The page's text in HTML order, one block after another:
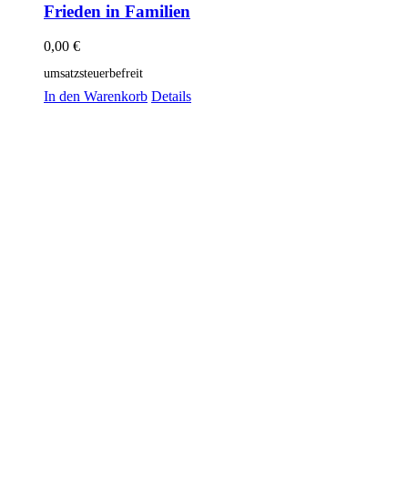
Frieden in Familien
0,00 €
umsatzsteuerbefreit
In den Warenkorb Details